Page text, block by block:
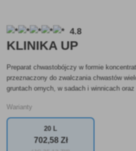
4.8
KLINIKA UP
Preparat chwastobójczy w formie
przeznaczony do zwalczania chwastów
gruntach ornych, w sadach i winnicach
Warianty
20 L
702,58 Zł